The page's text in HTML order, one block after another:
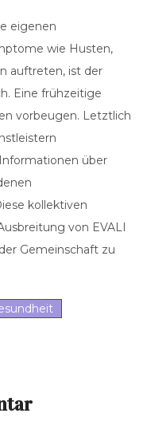
eigenen
wie Husten,
auftreten, ist der
Eine frühzeitige
vorbeugen. Letztlich
über
kollektiven
von EVALI
Gemeinschaft zu